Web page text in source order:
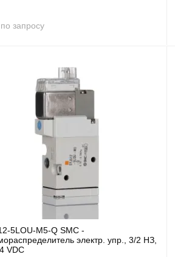
запросу
5LOU-M5-Q SMC -
электр. упр., 3/2 НЗ,
VDC